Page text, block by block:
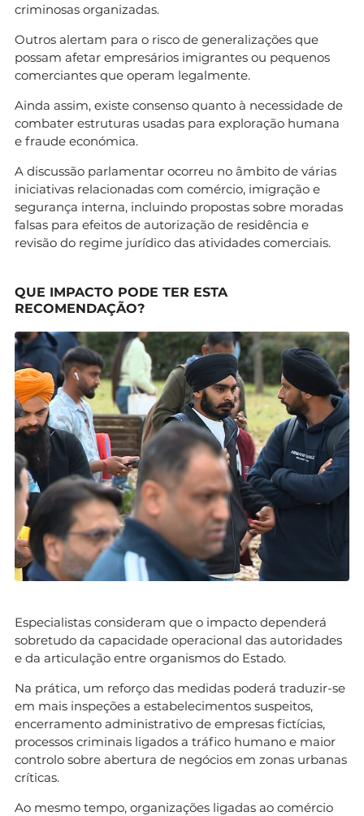
criminosas organizadas.
Outros alertam para o risco de generalizações que
possam afetar empresários imigrantes ou pequenos
comerciantes que operam legalmente.
Ainda assim, existe consenso quanto à necessidade de
combater estruturas usadas para exploração humana
e fraude económica.
A discussão parlamentar ocorreu no âmbito de várias
iniciativas relacionadas com comércio, imigração e
segurança interna, incluindo propostas sobre moradas
falsas para efeitos de autorização de residência e
revisão do regime jurídico das atividades comerciais.
QUE IMPACTO PODE TER ESTA
RECOMENDAÇÃO?
Especialistas consideram que o impacto dependerá
sobretudo da capacidade operacional das autoridades
e da articulação entre organismos do Estado.
Na prática, um reforço das medidas poderá traduzir-se
em mais inspeções a estabelecimentos suspeitos,
encerramento administrativo de empresas fictícias,
processos criminais ligados a tráfico humano e maior
controlo sobre abertura de negócios em zonas urbanas
críticas.
Ao mesmo tempo, organizações ligadas ao comércio